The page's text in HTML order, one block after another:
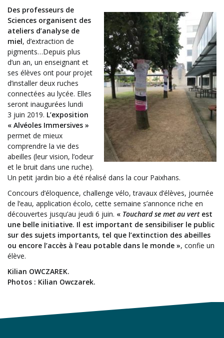
Des professeurs de
Sciences organisent des
ateliers d’analyse de
miel, d’extraction de
pigments…Depuis plus
d’un an, un enseignant et
ses élèves ont pour projet
d’installer deux ruches
connectées au lycée. Elles
seront inaugurées lundi
3 juin 2019. L’exposition
« Alvéoles Immersives »
permet de mieux
comprendre la vie des
abeilles (leur vision, l’odeur
et le bruit dans une ruche).
Un petit jardin bio a été réalisé dans la cour Paixhans.
Concours d’éloquence, challenge vélo, travaux d’élèves, journée
de l’eau, application écolo, cette semaine s’annonce riche en
découvertes jusqu’au jeudi 6 juin. « Touchard se met au vertest
une belle initiative. Il est important de sensibiliser le public
sur des sujets importants, tel que l’extinction des abeilles
ou encore l’accès à l’eau potable dans le monde », confie un
élève.
Kilian OWCZAREK.
Photos : Kilian Owczarek.